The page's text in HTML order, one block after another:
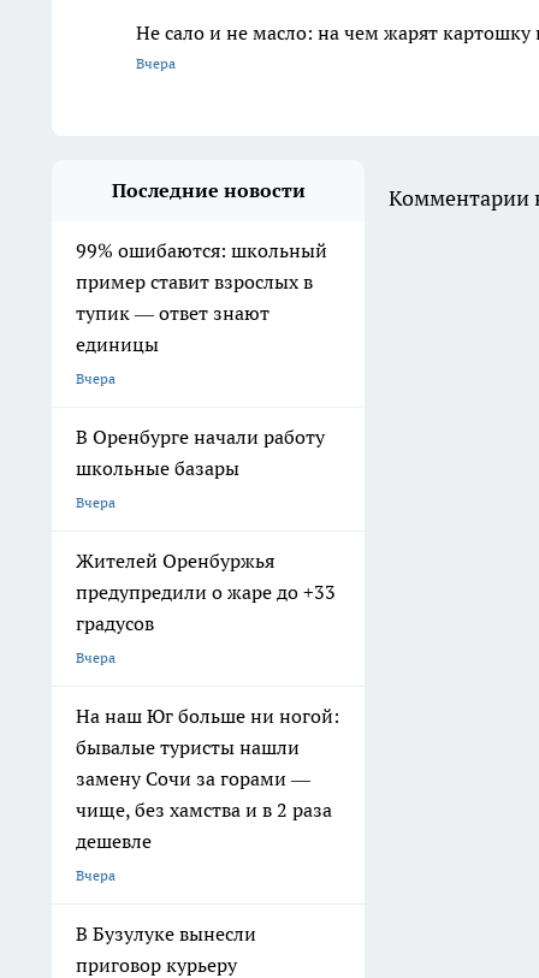
Не сало и не масло: на чем жарят
Вчера
Последние новости
99% ошибаются: школьный
пример ставит взрослых в
тупик — ответ знают
единицы
Вчера
В Оренбурге начали работу
школьные базары
Вчера
Жителей Оренбуржья
предупредили о жаре до +33
градусов
Вчера
На наш Юг больше ни ногой:
бывалые туристы нашли
замену Сочи за горами —
чище, без хамства и в 2 раза
дешевле
Вчера
В Бузулуке вынесли
приговор курьеру
Комментарии